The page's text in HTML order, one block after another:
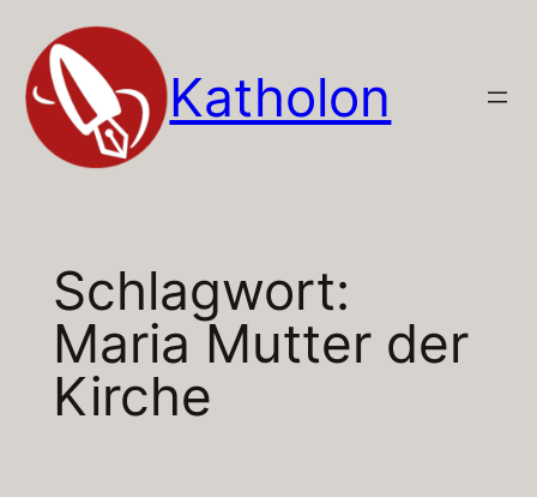
Inhalt
springen
Katholon
Schlagwort:
Maria Mutter der
Kirche